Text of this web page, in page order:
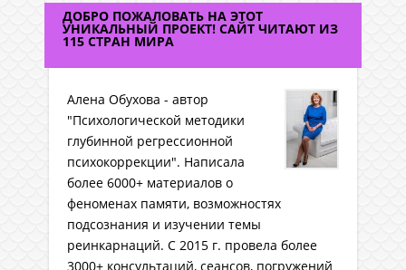
ДОБРО ПОЖАЛОВАТЬ НА ЭТОТ
УНИКАЛЬНЫЙ ПРОЕКТ! САЙТ ЧИТАЮТ ИЗ
115 СТРАН МИРА
Алена Обухова - автор
"Психологической методики
глубинной регрессионной
психокоррекции". Написала
более 6000+ материалов о
феноменах памяти, возможностях
подсознания и изучении темы
реинкарнаций. C 2015 г. провела более
3000+ консультаций, сеансов, погружений